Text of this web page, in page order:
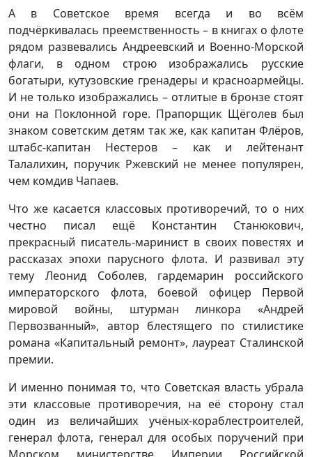
А в Советское время всегда и во всём
подчёркивалась преемственность – в книгах о флоте
рядом развевались Андреевский и Военно-Морской
флаги, в одном строю изображались русские
богатыри, кутузовские гренадеры и красноармейцы.
И не только изображались – отлитые в бронзе стоят
они на Поклонной горе. Прапорщик Щёголев был
знаком советским детям так же, как капитан Флёров,
штабс-капитан Нестеров – как и лейтенант
Талалихин, поручик Ржевский не менее популярен,
чем комдив Чапаев.
Что же касается классовых противоречий, то о них
честно писал ещё Константин Станюкович,
прекрасный писатель-маринист в своих повестях и
рассказах эпохи парусного флота. И развивал эту
тему Леонид Соболев, гардемарин российского
императорского флота, боевой офицер Первой
мировой войны, штурман линкора «Андрей
Первозванный», автор блестящего по стилистике
романа «Капитальный ремонт», лауреат Сталинской
премии.
И именно понимая то, что Советская власть убрала
эти классовые противоречия, на её сторону стал
один из величайших учёных-кораблестроителей,
генерал флота, генерал для особых поручений при